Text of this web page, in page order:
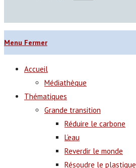
Menu Fermer
Accueil
Médiathèque
Thématiques
Grande transition
Réduire le carbone
L’eau
Reverdir le monde
Résoudre le plastique